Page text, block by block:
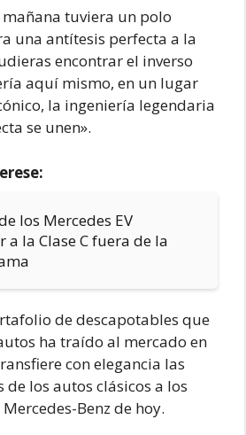
tuviera un polo
una antítesis perfecta a la
encontrar el inverso
aquí mismo, en un lugar
la ingeniería legendaria
se unen».
los Mercedes EV
la Clase C fuera de la
de descapotables que
ha traído al mercado en
con elegancia las
los autos clásicos a los
Benz de hoy.